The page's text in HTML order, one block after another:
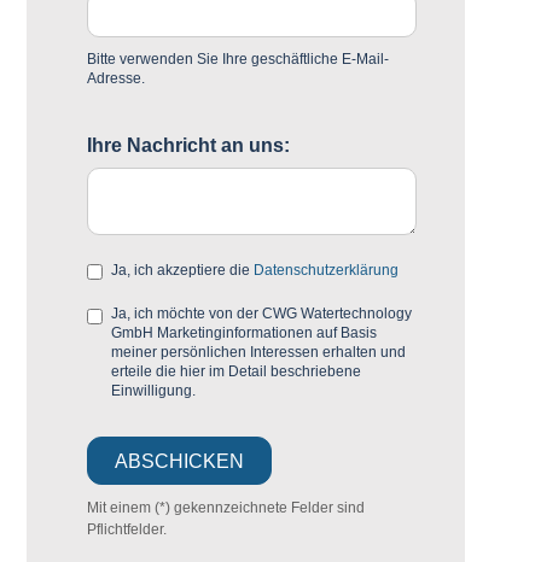
Bitte verwenden Sie Ihre geschäftliche E-Mail-
Adresse.
Ihre Nachricht an uns:
Ja, ich akzeptiere die Datenschutzerklärung
Ja, ich möchte von der CWG Watertechnology
GmbH Marketinginformationen auf Basis
meiner persönlichen Interessen erhalten und
erteile die hier im Detail beschriebene
Einwilligung.
Mit einem (*) gekennzeichnete Felder sind
Pflichtfelder.